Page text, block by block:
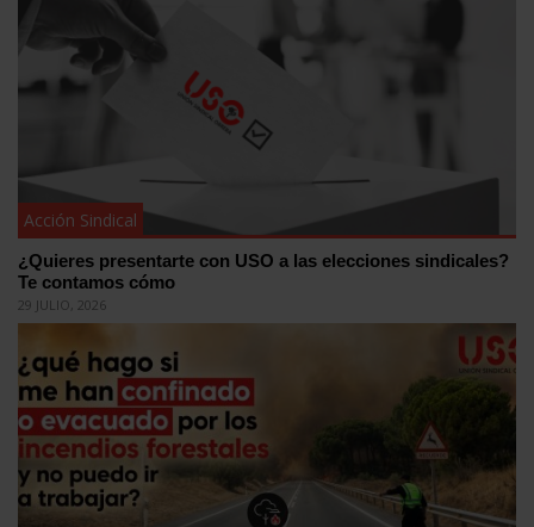
Acción Sindical
¿Quieres presentarte con USO a las elecciones sindicales?
Te contamos cómo
29 JULIO, 2026